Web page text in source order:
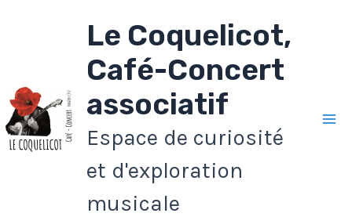
Le Coquelicot,
Café-Concert
associatif
Espace de curiosité
et d'exploration
musicale